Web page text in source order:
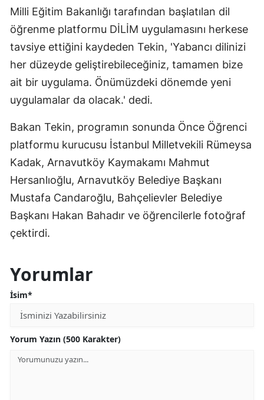
Milli Eğitim Bakanlığı tarafından başlatılan dil
öğrenme platformu DİLİM uygulamasını herkese
tavsiye ettiğini kaydeden Tekin, 'Yabancı dilinizi
her düzeyde geliştirebileceğiniz, tamamen bize
ait bir uygulama. Önümüzdeki dönemde yeni
uygulamalar da olacak.' dedi.
Bakan Tekin, programın sonunda Önce Öğrenci
platformu kurucusu İstanbul Milletvekili Rümeysa
Kadak, Arnavutköy Kaymakamı Mahmut
Hersanlıoğlu, Arnavutköy Belediye Başkanı
Mustafa Candaroğlu, Bahçelievler Belediye
Başkanı Hakan Bahadır ve öğrencilerle fotoğraf
çektirdi.
Yorumlar
İsim*
Yorum Yazın (500 Karakter)